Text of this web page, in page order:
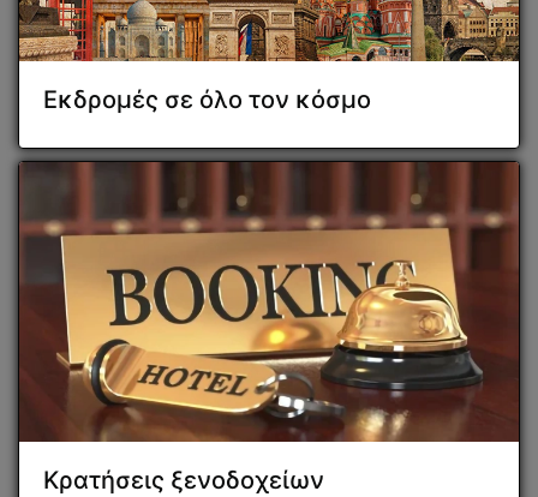
Εκδρομές σε όλο τον κόσμο
Κρατήσεις ξενοδοχείων